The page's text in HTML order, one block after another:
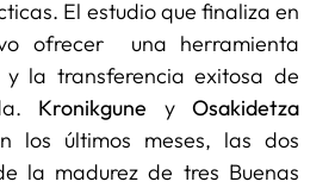
El estudio que finaliza en
ofrecer una herramienta
la transferencia exitosa de
Kronikgune y Osakidetza
los últimos meses, las dos
la madurez de tres Buenas